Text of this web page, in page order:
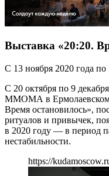
Выставка «20:20.
С 13 ноября 2020 года по
С 20 октября по 9
ММОМА в Ермолаевском
Время остановилось»,
ритуалов и привычек,
в 2020 году — в период
нестабильности.
https://